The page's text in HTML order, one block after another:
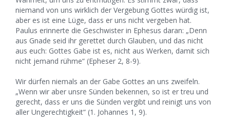
niemand von uns wirklich der Vergebung Gottes würdig ist,
aber es ist eine Lüge, dass er uns nicht vergeben hat.
Paulus erinnerte die Geschwister in Ephesus daran: „Denn
aus Gnade seid ihr gerettet durch Glauben, und das nicht
aus euch: Gottes Gabe ist es, nicht aus Werken, damit sich
nicht jemand rühme“ (Epheser 2, 8-9).
Wir dürfen niemals an der Gabe Gottes an uns zweifeln.
„Wenn wir aber unsre Sünden bekennen, so ist er treu und
gerecht, dass er uns die Sünden vergibt und reinigt uns von
aller Ungerechtigkeit“ (1. Johannes 1, 9).